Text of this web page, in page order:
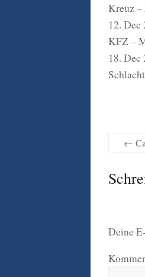
Kreuz
12. Dec
KFZ –
18. Dec
←
Deine